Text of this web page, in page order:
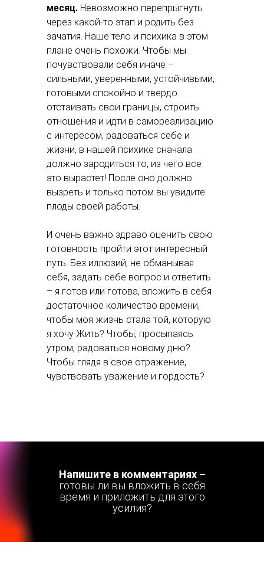
месяц. Невозможно перепрыгнуть
через какой-то этап и родить без
зачатия. Наше тело и психика в этом
плане очень похожи. Чтобы мы
почувствовали себя иначе –
сильными, уверенными, устойчивыми,
готовыми спокойно и твердо
отстаивать свои границы, строить
отношения и идти в самореализацию
с интересом, радоваться себе и
жизни, в нашей психике сначала
должно зародиться то, из чего все
это вырастет! После оно должно
вызреть и только потом вы увидите
плоды своей работы.
И очень важно здраво оценить свою
готовность пройти этот интересный
путь. Без иллюзий, не обманывая
себя, задать себе вопрос и ответить
– я готов или готова, вложить в себя
достаточное количество времени,
чтобы моя жизнь стала той, которую
я хочу Жить? Чтобы, просыпаясь
утром, радоваться новому дню?
Чтобы глядя в свое отражение,
чувствовать уважение и гордость?
Напишите в комментариях –
готовы ли вы вложить в себя
время и приложить для этого
усилия?